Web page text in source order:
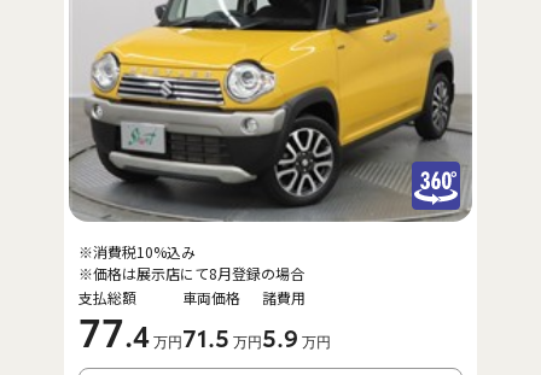
支払総額
77.4 万円
車両価格
71.5 万円
諸費用
5.9 万円
※消費税10%込み
※価格は展示店にて8月登録の場合